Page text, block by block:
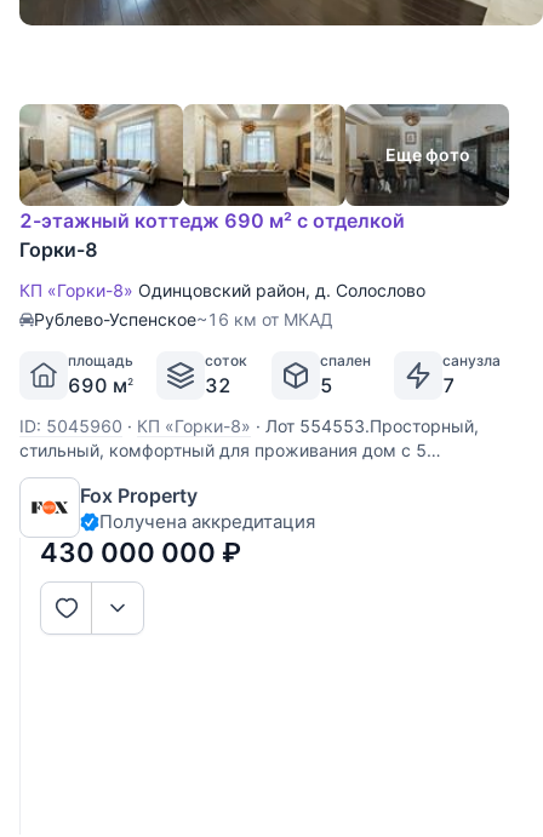
Еще фото
2-этажный коттедж 690 м² с отделкой
Горки-8
КП «Горки-8» Одинцовский район, д. Солослово
Рублево-Успенское~16 км от МКАД
площадь
690 м2
соток
32
спален
5
санузла
7
ID: 5045960 · КП «Горки-8» · Лот 554553.Просторный,
стильный, комфортный для проживания дом с 5
спальнями, СПА зоной и бассейном, дополнительно с
гаражом и квартирой для персонала , отдельно-стоящей
баней , уютной беседкой, потрясающим ландшафтом,
напоминающим ботанический сад с
Fox Property
Получена аккредитация
430 000 000 ₽